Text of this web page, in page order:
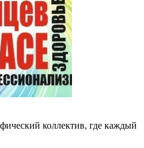
коллектив, где каждый